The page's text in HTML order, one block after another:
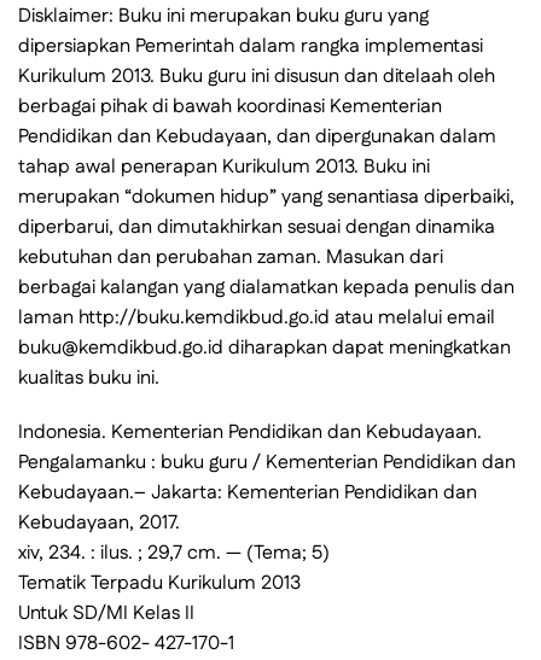
Disklaimer: Buku ini merupakan buku guru yang
dipersiapkan Pemerintah dalam rangka implementasi
Kurikulum 2013. Buku guru ini disusun dan ditelaah oleh
berbagai pihak di bawah koordinasi Kementerian
Pendidikan dan Kebudayaan, dan dipergunakan dalam
tahap awal penerapan Kurikulum 2013. Buku ini
merupakan “dokumen hidup” yang senantiasa diperbaiki,
diperbarui, dan dimutakhirkan sesuai dengan dinamika
kebutuhan dan perubahan zaman. Masukan dari
berbagai kalangan yang dialamatkan kepada penulis dan
laman http://buku.kemdikbud.go.id atau melalui email
buku@kemdikbud.go.id diharapkan dapat meningkatkan
kualitas buku ini.
Indonesia. Kementerian Pendidikan dan Kebudayaan.
Pengalamanku : buku guru / Kementerian Pendidikan dan
Kebudayaan.– Jakarta: Kementerian Pendidikan dan
Kebudayaan, 2017.
xiv, 234. : ilus. ; 29,7 cm. — (Tema; 5)
Tematik Terpadu Kurikulum 2013
Untuk SD/MI Kelas II
ISBN 978-602- 427-170-1